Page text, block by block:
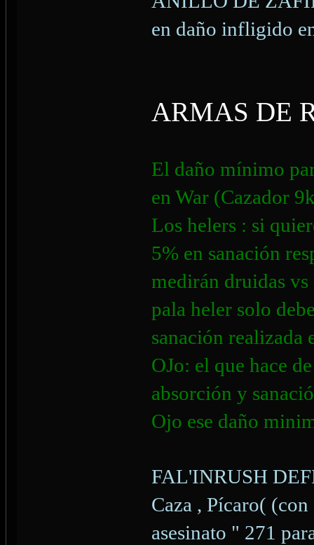
en daño infligido
ARMAS DE
El daño mínimo
en War (Cazador
Los helers : si
5% en sanación
medirán druidas vs
pala heler solo
sanación realizada
OJo: el que hace
absorción y
Ojo ese daño
FAL'INRUSH
Caza , Pícaro(
asesinato " 271